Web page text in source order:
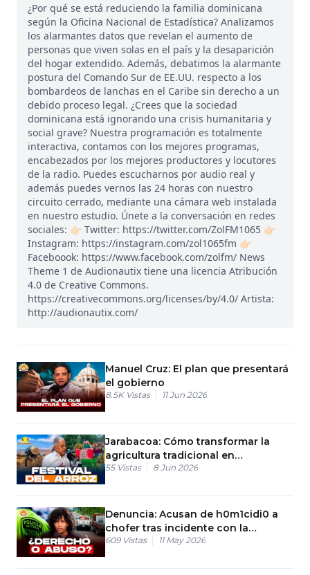
¿Por qué se está reduciendo la familia dominicana
según la Oficina Nacional de Estadística? Analizamos
los alarmantes datos que revelan el aumento de
personas que viven solas en el país y la desaparición
del hogar extendido. Además, debatimos la alarmante
postura del Comando Sur de EE.UU. respecto a los
bombardeos de lanchas en el Caribe sin derecho a un
debido proceso legal. ¿Crees que la sociedad
dominicana está ignorando una crisis humanitaria y
social grave? Nuestra programación es totalmente
interactiva, contamos con los mejores programas,
encabezados por los mejores productores y locutores
de la radio. Puedes escucharnos por audio real y
además puedes vernos las 24 horas con nuestro
circuito cerrado, mediante una cámara web instalada
en nuestro estudio. Únete a la conversación en redes
sociales: 👉🏻 Twitter: https://twitter.com/ZolFM1065 👉🏻
Instagram: https://instagram.com/zol1065fm 👉🏻
Faceboook: https://www.facebook.com/zolfm/ News
Theme 1 de Audionautix tiene una licencia Atribución
4.0 de Creative Commons.
https://creativecommons.org/licenses/by/4.0/ Artista:
http://audionautix.com/
Manuel Cruz: El plan que presentará
el gobierno
8.5K Vistas 11 Jun 2026
Jarabacoa: Cómo transformar la
agricultura tradicional en
ecoturismo
55 Vistas 8 Jun 2026
Denuncia: Acusan de h0m1cidi0 a
chofer tras incidente con la
DIGESETT
609 Vistas 11 May 2026